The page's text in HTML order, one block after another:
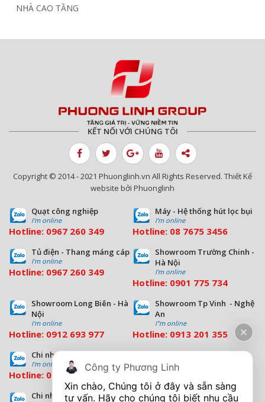
NHÀ CAO TẦNG
KẾT NỐI VỚI CHÚNG TÔI
Copyright © 2014 - 2021 Phuonglinh.vn All Rights Reserved. Thiết Kế
website bởi Phuonglinh
Quạt công nghiệp
I'm online
Hotline: 0967 260 349
Máy - Hệ thống hút lọc bụi
I'm online
Hotline: 08 7675 3456
Tủ điện - Thang máng cáp
I'm online
Hotline: 0967 260 349
Showroom Trường Chinh -
Hà Nội
I'm online
Hotline: 0901 775 734
Showroom Long Biên - Hà
Nội
I'm online
Hotline: 0912 693 977
Showroom Tp Vinh - Nghệ
An
I''m online
Hotline: 0913 201 355
Chi nhánh Đà Nẵng
I'm online
Hotline: 0963 544 563
Chi nhánh Hồ Chí Minh
I'm online
Hotline:0909 503 696
Chi nhánh Bình Dương
Công ty Phương Linh
Xin chào, Chúng tôi ở đây và sẵn sàng
tư vấn. Hãy cho chúng tôi biết nhu cầu